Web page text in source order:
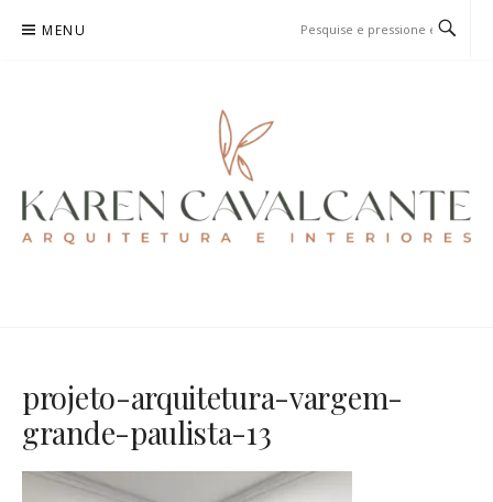
para
MENU
projeto-arquitetura-vargem-
grande-paulista-13